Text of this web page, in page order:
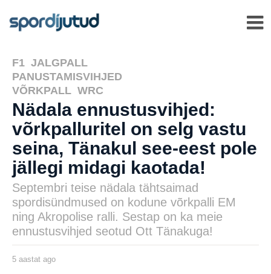
F1 JALGPALL
PANUSTAMISVIHJED
VÕRKPALL ,WRC
Nädala ennustusvihjed:
võrkpalluritel on selg vastu
seina, Tänakul see-eest pole
jällegi midagi kaotada!
Septembri teise nädala tähtsaimad
spordisündmused on kodune võrkpalli EM
ning Akropolise ralli. Sestap on ka meie
ennustusvihjed seotud Ott Tänakuga!
5 aastat ago